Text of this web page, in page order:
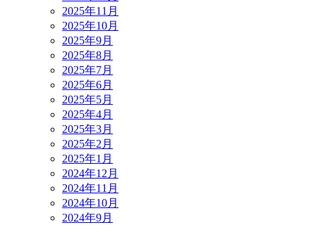
2025年11月
2025年10月
2025年9月
2025年8月
2025年7月
2025年6月
2025年5月
2025年4月
2025年3月
2025年2月
2025年1月
2024年12月
2024年11月
2024年10月
2024年9月